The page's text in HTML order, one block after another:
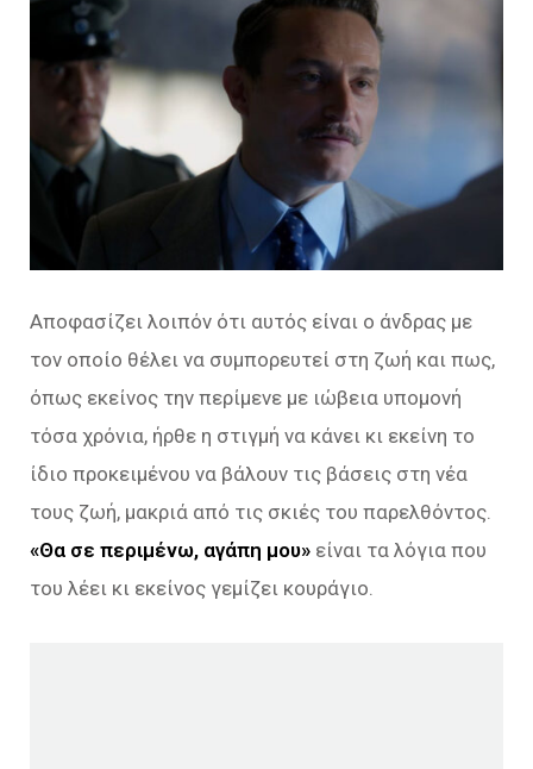
Αποφασίζει λοιπόν ότι αυτός είναι ο άνδρας με
τον οποίο θέλει να συμπορευτεί στη ζωή και πως,
όπως εκείνος την περίμενε με ιώβεια υπομονή
τόσα χρόνια, ήρθε η στιγμή να κάνει κι εκείνη το
ίδιο προκειμένου να βάλουν τις βάσεις στη νέα
τους ζωή, μακριά από τις σκιές του παρελθόντος.
«Θα σε περιμένω, αγάπη μου» είναι τα λόγια που
του λέει κι εκείνος γεμίζει κουράγιο.